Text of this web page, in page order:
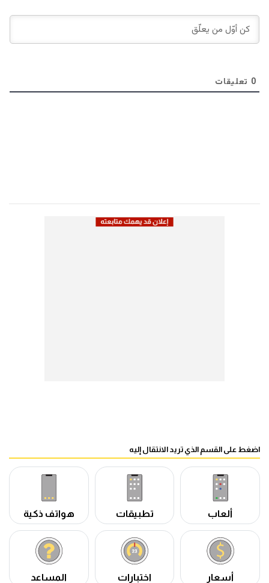
0 تعليقات
اضغط على القسم الذي تريد الانتقال إليه
ألعاب تطبيقات هواتف ذكية
أسعار اختبارات المساعد